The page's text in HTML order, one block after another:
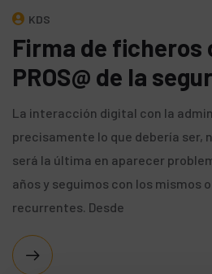
KDS
Firma de ficheros
PROS@ de la
La interacción digital con la
precisamente lo que debería ser,
será la última en aparecer
años y seguimos con los mismos
recurrentes. Desde